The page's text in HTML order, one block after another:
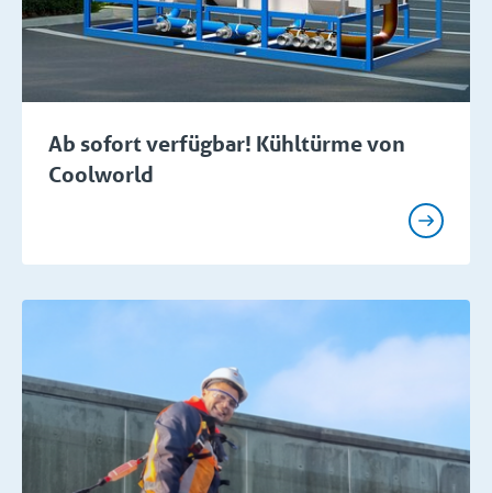
Ab sofort verfügbar! Kühltürme von
Coolworld